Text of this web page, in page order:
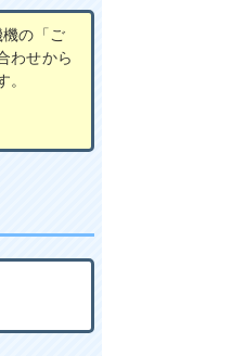
の「ご
わせから